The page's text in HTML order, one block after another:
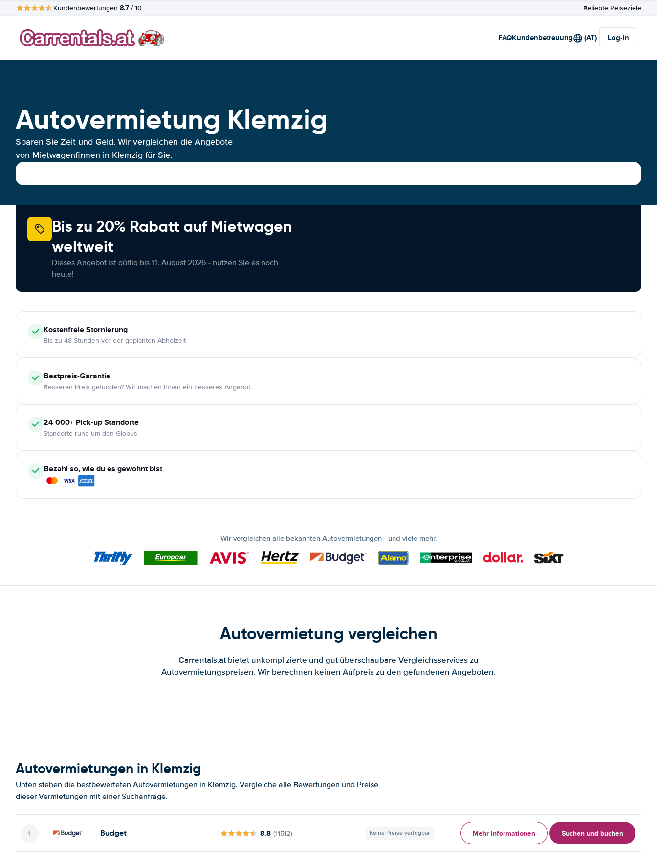
Kundenbewertungen 8.7 / 10 Beliebte Reiseziele
FAQKundenbetreuung (AT) Log-in
Autovermietung Klemzig
Sparen Sie Zeit und Geld. Wir vergleichen die Angebote
von Mietwagenfirmen in Klemzig für Sie.
Bis zu 20% Rabatt auf Mietwagen
weltweit
Dieses Angebot ist gültig bis 11. August 2026 - nutzen Sie es noch
heute!
KostenfreieStornierung
Bis zu 48 Stunden vor der geplanten Abholzeit
Bestpreis-Garantie
Besseren Preis gefunden? Wir machen Ihnen ein besseres Angebot.
24 000+ Pick-up Standorte
Standorte rund um den Globus
Bezahl so, wie du es gewohnt bist
Wir vergleichen alle bekannten Autovermietungen - und viele mehr.
Autovermietung vergleichen
Carrentals.at bietet unkomplizierte und gut überschaubare Vergleichsservices zu
Autovermietungspreisen. Wir berechnen keinen Aufpreis zu den gefundenen Angeboten.
Autovermietungen in Klemzig
Unten stehen die bestbewerteten Autovermietungen in Klemzig. Vergleiche alle Bewertungen und Preise
dieser Vermietungen mit einer Suchanfrage.
Budget 8.8 (11512) Keine Preise verfügbar Mehr Informationen Suchen und buchen